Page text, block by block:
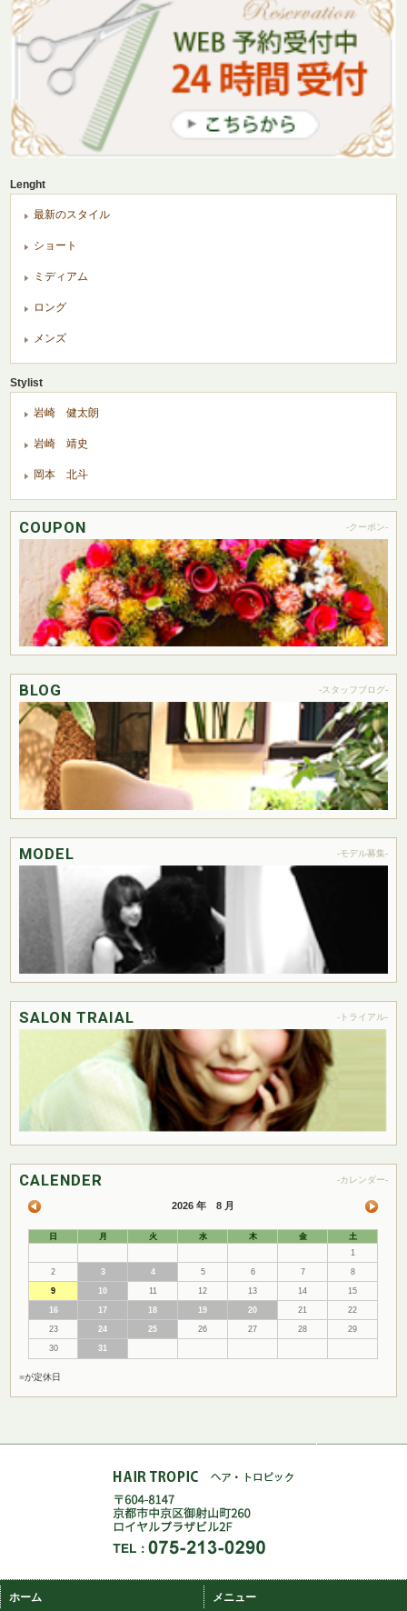
Lenght
最新のスタイル
ショート
ミディアム
ロング
メンズ
Stylist
岩崎 健太朗
岩崎 靖史
岡本 北斗
COUPON -クーポン-
BLOG -スタッフブログ-
MODEL -モデル募集-
SALON TRAIAL -トライアル-
CALENDER -カレンダー-
2026 年 8 月
日 月 火 水 木 金
土
1
2 3 4 5 6 7 8
9 10 11 12 13 14 15
16 17 18 19 20 21 22
23 24 25 26 27 28 29
30 31
■が定休日
ホーム メニュー